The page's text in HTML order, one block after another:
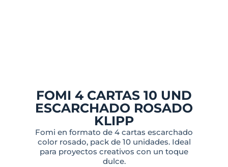
FOMI 4 CARTAS 10 UND
ESCARCHADO ROSADO
KLIPP
Fomi en formato de 4 cartas escarchado
color rosado, pack de 10 unidades. Ideal
para proyectos creativos con un toque
dulce.